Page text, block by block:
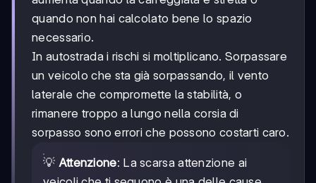
quando non hai calcolato bene lo spazio
necessario.
In autostrada i rischi si moltiplicano. Sorpassare
un veicolo che sta già sorpassando, il vento
laterale che compromette la stabilità, o
rimanere troppo a lungo nella corsia di
sorpasso sono errori che possono costarti caro.
💡 Attenzione: La scarsa attenzione ai